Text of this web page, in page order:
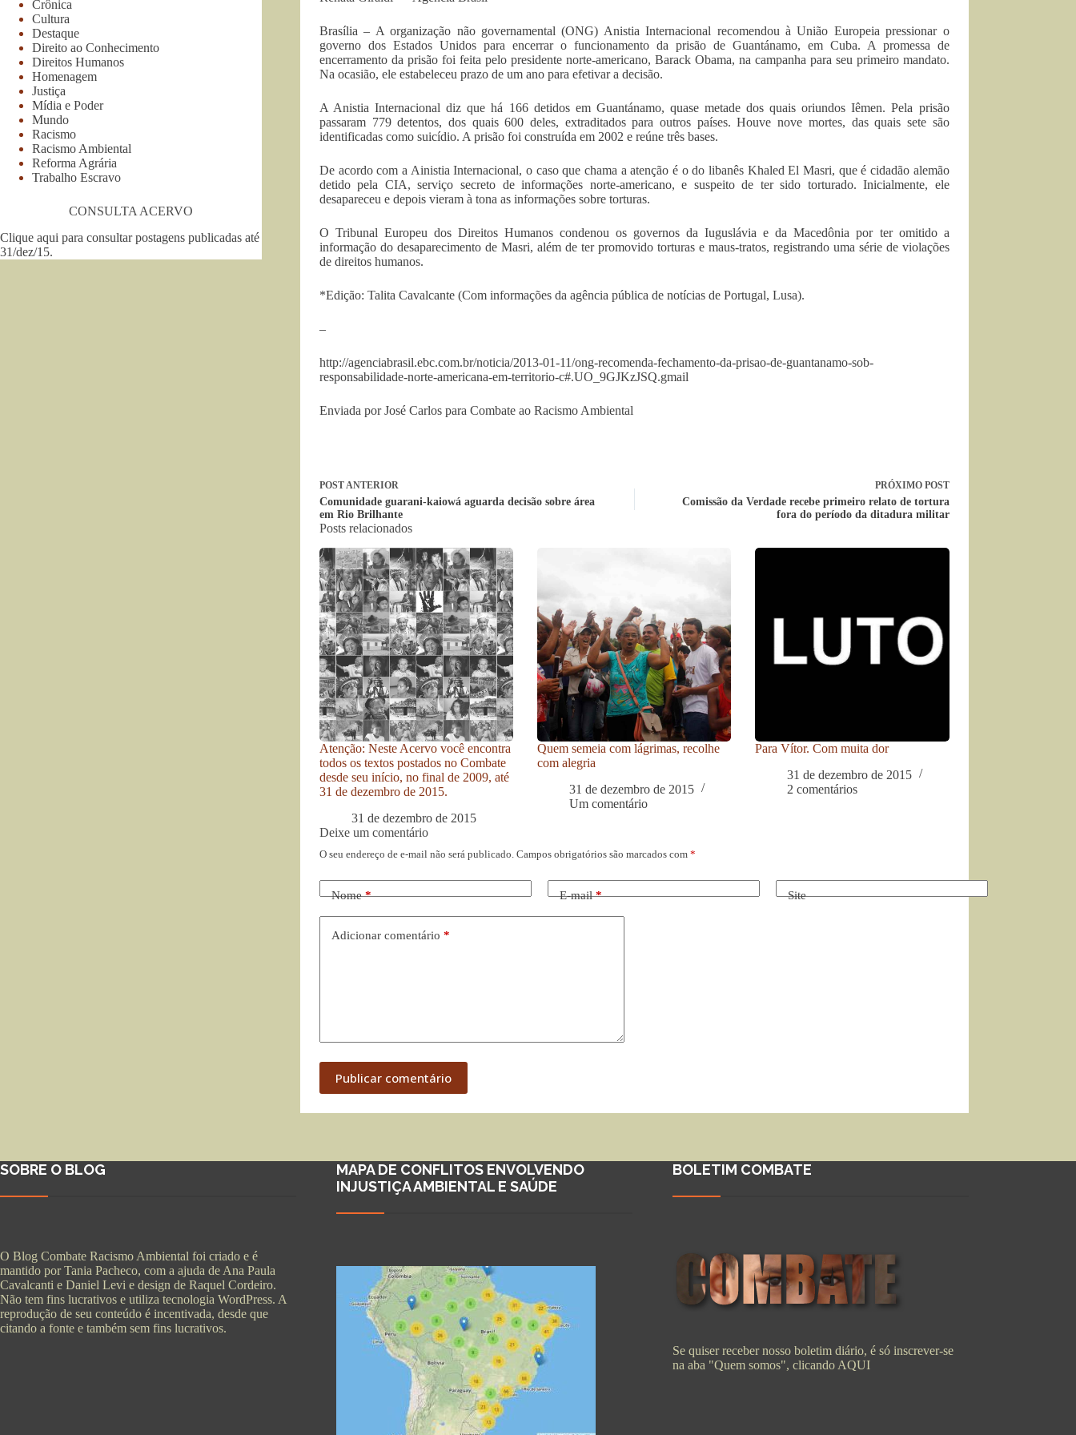
Brasília – A organização não governamental (ONG) Anistia Internacional recomendou à União Europeia pressionar o
governo dos Estados Unidos para encerrar o funcionamento da prisão de Guantánamo, em Cuba. A promessa de
encerramento da prisão foi feita pelo presidente norte-americano, Barack Obama, na campanha para seu primeiro mandato.
Na ocasião, ele estabeleceu prazo de um ano para efetivar a decisão.
A Anistia Internacional diz que há 166 detidos em Guantánamo, quase metade dos quais oriundos Iêmen. Pela prisão
passaram 779 detentos, dos quais 600 deles, extraditados para outros países. Houve nove mortes, das quais sete são
identificadas como suicídio. A prisão foi construída em 2002 e reúne três bases.
De acordo com a Ainistia Internacional, o caso que chama a atenção é o do libanês Khaled El Masri, que é cidadão alemão
detido pela CIA, serviço secreto de informações norte-americano, e suspeito de ter sido torturado. Inicialmente, ele
desapareceu e depois vieram à tona as informações sobre torturas.
O Tribunal Europeu dos Direitos Humanos condenou os governos da Iuguslávia e da Macedônia por ter omitido a
informação do desaparecimento de Masri, além de ter promovido torturas e maus-tratos, registrando uma série de violações
de direitos humanos.
*Edição: Talita Cavalcante (Com informações da agência pública de notícias de Portugal, Lusa).
–
http://agenciabrasil.ebc.com.br/noticia/2013-01-11/ong-recomenda-fechamento-da-prisao-de-guantanamo-sob-
responsabilidade-norte-americana-em-territorio-c#.UO_9GJKzJSQ.gmail
Enviada por José Carlos para Combate ao Racismo Ambiental
POSTANTERIOR
Comunidade guarani-kaiowá aguarda decisão sobre área
em Rio Brilhante
PRÓXIMO POST
Comissão da Verdade recebe primeiro relato de tortura
fora do período da ditadura militar
Posts relacionados
Atenção: Neste Acervo você encontra
todos os textos postados no Combate
desde seu início, no final de 2009, até
31 de dezembro de 2015.
31 de dezembro de 2015
Quem semeia com lágrimas, recolhe
com alegria
31 de dezembro de 2015
Um comentário
Para Vítor. Com muita dor
31 de dezembro de 2015
2 comentários
Deixe um comentário
O seu endereço de e-mail não será publicado. Campos obrigatórios são marcados com *
Nome* E-mail* Site
Adicionar comentário *
Publicar comentário
Crônica
Cultura
Destaque
Direito ao Conhecimento
Direitos Humanos
Homenagem
Justiça
Mídia e Poder
Mundo
Racismo
Racismo Ambiental
Reforma Agrária
Trabalho Escravo
CONSULTA ACERVO
Clique aqui para consultar postagens publicadas até
31/dez/15.
SOBRE O BLOG
O Blog Combate Racismo Ambiental foi criado e é
mantido por Tania Pacheco, com a ajuda de Ana Paula
Cavalcanti e Daniel Levi e design de Raquel Cordeiro.
Não tem fins lucrativos e utiliza tecnologia WordPress. A
reprodução de seu conteúdo é incentivada, desde que
citando a fonte e também sem fins lucrativos.
MAPA DE CONFLITOS ENVOLVENDO
INJUSTIÇA AMBIENTAL E SAÚDE
BOLETIM COMBATE
Se quiser receber nosso boletim diário, é só inscrever-se
na aba "Quem somos", clicando AQUI